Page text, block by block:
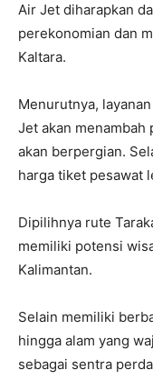
Air Jet diharapkan
perekonomian dan
Kaltara.
Menurutnya,
Jet akan menambah
akan berpergian.
harga tiket pesawat
Dipilihnya rute
memiliki potensi
Kalimantan.
Selain memiliki
hingga alam yang
sebagai sentra